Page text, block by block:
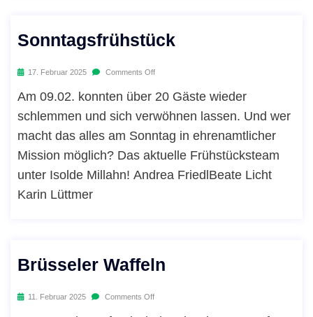
Sonntagsfrühstück
17. Februar 2025 Comments Off
Am 09.02. konnten über 20 Gäste wieder
schlemmen und sich verwöhnen lassen. Und wer
macht das alles am Sonntag in ehrenamtlicher
Mission möglich? Das aktuelle Frühstücksteam
unter Isolde Millahn! Andrea FriedlBeate Licht
Karin Lüttmer
Brüsseler Waffeln
11. Februar 2025 Comments Off